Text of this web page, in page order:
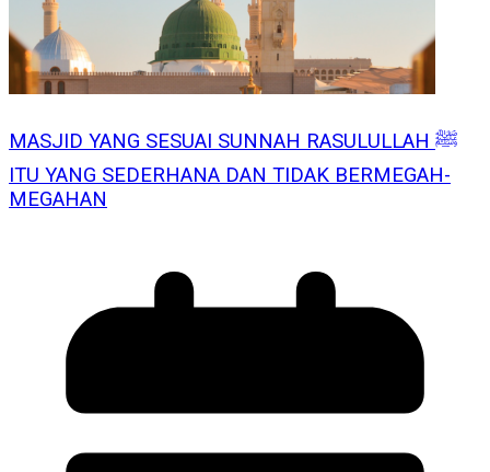
MASJID YANG SESUAI SUNNAH RASULULLAH ﷺ
ITU YANG SEDERHANA DAN TIDAK BERMEGAH-
MEGAHAN